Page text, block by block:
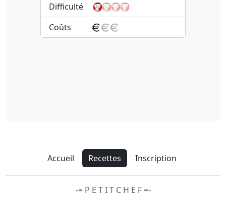
Difficulté
Coûts
Accueil Recettes Inscription
-= P E T I T C H E F =-